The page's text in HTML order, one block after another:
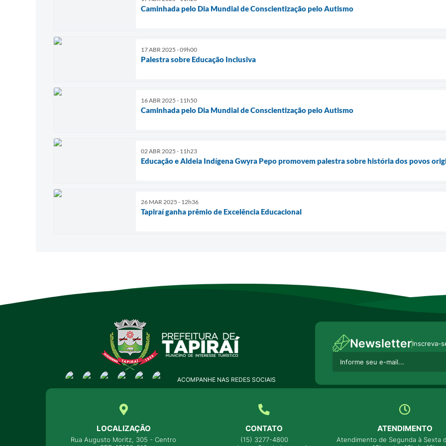
Caminhada pelo Dia Mundial de Conscientização pelo Autismo
17 ABR 2025 - 09h00
Palestra sobre Educação Inclusiva
16 ABR 2025 - 11h50
Caminhada pelo Dia Mundial de Conscientização pelo Autismo
02 ABR 2025 - 11h23
Educação e Aldeia Indígena Gwyra Pepo promovem palestra sobre história dos povos
26 MAR 2025 - 12h36
Tapiraí ganha prêmio de Excelência Educacional
ACOMPANHE NAS REDES SOCIAIS
NewsletterInscreva-
LOCALIZAÇÃO
Rua Augusto Moritz, 305 - Centro
CONTATO
(15) 3277-4800
ATENDIMENTO
Atendimento de Segunda à Sexta